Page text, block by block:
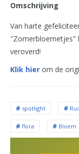
Omschrijving
Van harte
"Zomerbloemetjes"
veroverd!
Klik hier om de
spotlight
flora Bloem